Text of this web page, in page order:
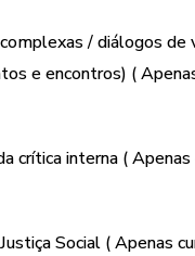
/ diálogos de
e encontros) (
crítica interna ( Apenas
Social ( Apenas